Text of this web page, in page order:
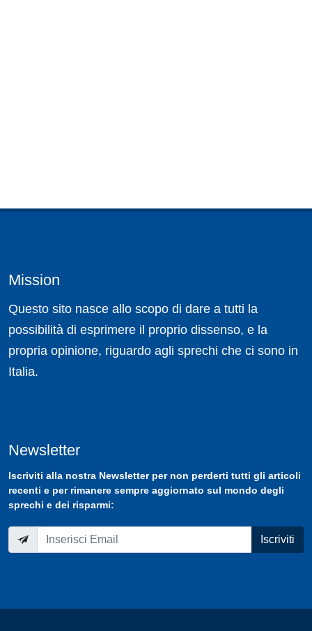
Mission
Questo sito nasce allo scopo di dare a tutti la
possibilità di esprimere il proprio dissenso, e la
propria opinione, riguardo agli sprechi che ci sono in
Italia.
Newsletter
Iscriviti alla nostra Newsletterper non perderti tutti gli articoli
recenti e per rimanere sempre aggiornato sul mondo degli
sprechi e dei risparmi:
Iscriviti